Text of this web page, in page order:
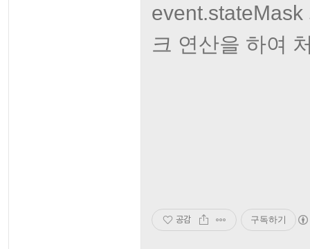
크 연산을 하여
공감 구독하기